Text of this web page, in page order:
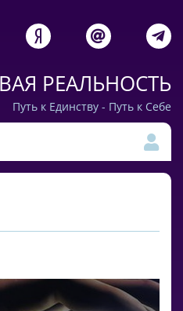
РЕАЛЬНОСТЬ
Путь к Единству - Путь к Себе